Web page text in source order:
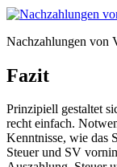
Nachzahlungen von
Fazit
Prinzipiell gestaltet
recht einfach.
Kenntnisse, wie das
Steuer und SV